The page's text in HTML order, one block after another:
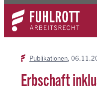
Zum
Inhalt
springen
Kontakt
Publikationen
Erbschaft